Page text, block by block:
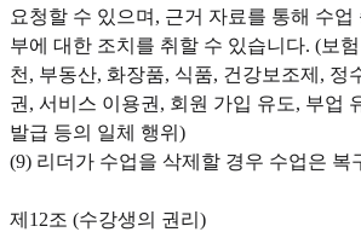
요청할 수 있으며, 근거 자료를 통해 수업
부에 대한 조치를 취할 수 있습니다. (보
천, 부동산, 화장품, 식품, 건강보조제, 정
권, 서비스 이용권, 회원 가입 유도, 부업
발급 등의 일체 행위)
(9) 리더가 수업을 삭제할 경우 수업은 복
제12조 (수강생의 권리)